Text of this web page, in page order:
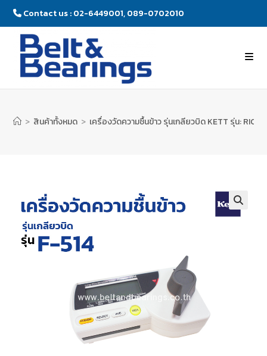
Contact us : 02-6449001, 089-0702010
> สินค้าทั้งหมด > เครื่องวัดความชื้นข้าว รุ่นเกลียวบิด KETT รุ่น: